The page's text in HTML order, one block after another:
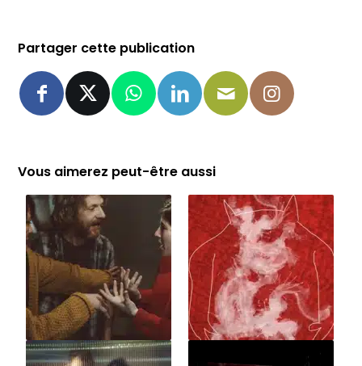
Partager cette publication
Vous aimerez peut-être aussi